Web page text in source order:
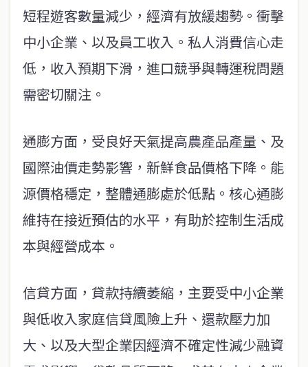
短程遊客數量減少，經濟有放緩趨勢。衝擊
中小企業、以及員工收入。私人消費信心走
低，收入預期下滑，進口競爭與轉運稅問題
需密切關注。
通膨方面，受良好天氣提高農產品產量、及
國際油價走勢影響，新鮮食品價格下降。能
源價格穩定，整體通膨處於低點。核心通膨
維持在接近預估的水平，有助於控制生活成
本與經營成本。
信貸方面，貸款持續萎縮，主要受中小企業
與低收入家庭信貸風險上升、還款壓力加
大、以及大型企業因經濟不確定性減少融資